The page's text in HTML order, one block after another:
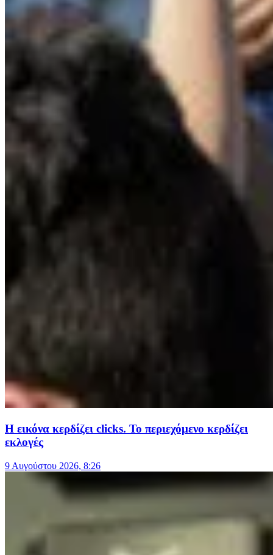
Η εικόνα κερδίζει clicks. Το περιεχόμενο κερδίζει
εκλογές
9 Αυγούστου 2026, 8:26